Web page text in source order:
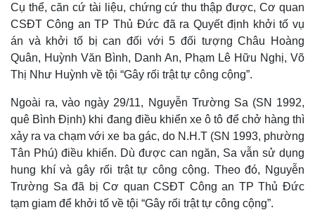
Cụ thể, căn cứ tài liệu, chứng cứ thu thập được, Cơ quan
CSĐT Công an TP Thủ Đức đã ra Quyết định khởi tố vụ
án và khởi tố bị can đối với 5 đối tượng Châu Hoàng
Quân, Huỳnh Văn Bình, Danh An, Phạm Lê Hữu Nghị, Võ
Thị Như Huỳnh về tội “Gây rối trật tự công cộng”.
Ngoài ra, vào ngày 29/11, Nguyễn Trường Sa (SN 1992,
quê Bình Định) khi đang điều khiển xe ô tô để chở hàng thì
xảy ra va chạm với xe ba gác, do N.H.T (SN 1993, phường
Tân Phú) điều khiển. Dù được can ngăn, Sa vẫn sử dụng
hung khí và gây rối trật tự công cộng. Theo đó, Nguyễn
Trường Sa đã bị Cơ quan CSĐT Công an TP Thủ Đức
tạm giam để khởi tố về tội “Gây rối trật tự công cộng”.